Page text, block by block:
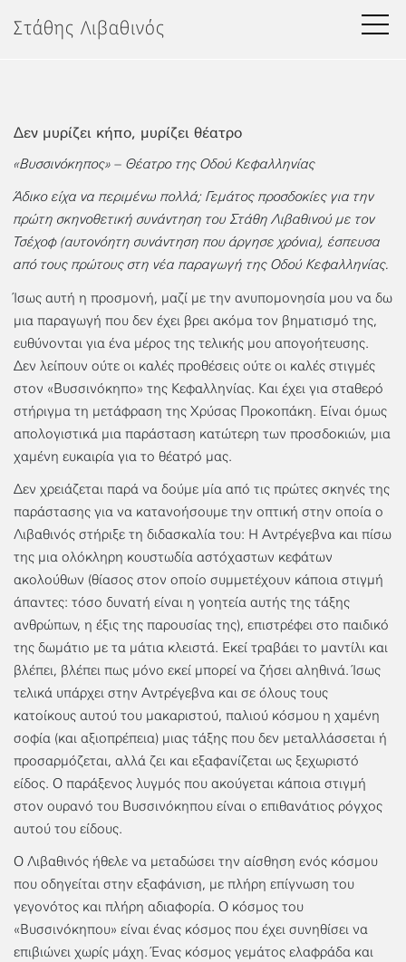
στοΣτάθης Λιβαθινός
Δεν μυρίζει κήπο, μυρίζει θέατρο
«Βυσσινόκηπος» – Θέατρο της Οδού Κεφαλληνίας
Άδικο είχα να περιμένω πολλά; Γεμάτος προσδοκίες για την
πρώτη σκηνοθετική συνάντηση του Στάθη Λιβαθινού με τον
Τσέχοφ (αυτονόητη συνάντηση που άργησε χρόνια), έσπευσα
από τους πρώτους στη νέα παραγωγή της Οδού Κεφαλληνίας.
Ίσως αυτή η προσμονή, μαζί με την ανυπομονησία μου να δω
μια παραγωγή που δεν έχει βρει ακόμα τον βηματισμό της,
ευθύνονται για ένα μέρος της τελικής μου απογοήτευσης.
Δεν λείπουν ούτε οι καλές προθέσεις ούτε οι καλές στιγμές
στον «Βυσσινόκηπο» της Κεφαλληνίας. Και έχει για σταθερό
στήριγμα τη μετάφραση της Χρύσας Προκοπάκη. Είναι όμως
απολογιστικά μια παράσταση κατώτερη των προσδοκιών, μια
χαμένη ευκαιρία για το θέατρό μας.
Δεν χρειάζεται παρά να δούμε μία από τις πρώτες σκηνές της
παράστασης για να κατανοήσουμε την οπτική στην οποία ο
Λιβαθινός στήριξε τη διδασκαλία του: Η Αντρέγεβνα και πίσω
της μια ολόκληρη κουστωδία αστόχαστων κεφάτων
ακολούθων (θίασος στον οποίο συμμετέχουν κάποια στιγμή
άπαντες: τόσο δυνατή είναι η γοητεία αυτής της τάξης
ανθρώπων, η έξις της παρουσίας της), επιστρέφει στο παιδικό
της δωμάτιο με τα μάτια κλειστά. Εκεί τραβάει το μαντίλι και
βλέπει, βλέπει πως μόνο εκεί μπορεί να ζήσει αληθινά. Ίσως
τελικά υπάρχει στην Αντρέγεβνα και σε όλους τους
κατοίκους αυτού του μακαριστού, παλιού κόσμου η χαμένη
σοφία (και αξιοπρέπεια) μιας τάξης που δεν μεταλλάσσεται ή
προσαρμόζεται, αλλά ζει και εξαφανίζεται ως ξεχωριστό
είδος. Ο παράξενος λυγμός που ακούγεται κάποια στιγμή
στον ουρανό του Βυσσινόκηπου είναι ο επιθανάτιος ρόγχος
αυτού του είδους.
Ο Λιβαθινός ήθελε να μεταδώσει την αίσθηση ενός κόσμου
που οδηγείται στην εξαφάνιση, με πλήρη επίγνωση του
γεγονότος και πλήρη αδιαφορία. Ο κόσμος του
«Βυσσινόκηπου» είναι ένας κόσμος που έχει συνηθίσει να
επιβιώνει χωρίς μάχη. Ένας κόσμος γεμάτος ελαφράδα και